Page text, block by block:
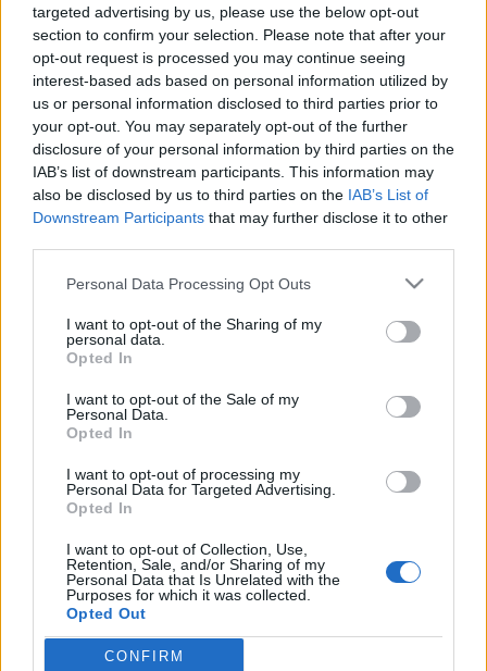
targeted advertising by us, please use the below opt-out
section to confirm your selection. Please note that after your
opt-out request is processed you may continue seeing
interest-based ads based on personal information utilized by
us or personal information disclosed to third parties prior to
your opt-out. You may separately opt-out of the further
disclosure of your personal information by third parties on the
IAB’s list of downstream participants. This information may
also be disclosed by us to third parties on the IAB’s List of
Downstream Participants that may further disclose it to other
Please note that this website/app uses one or more Google
not limited to your visit or usage behaviour. You may click to
grant or deny consent to Google and its third-party tags to
use your data for below specified purposes in below Google
consent section.
Personal Data Processing Opt Outs
I want to opt-out of the Sharing of my
personal data.
Opted In
I want to opt-out of the Sale of my
Personal Data.
Opted In
I want to opt-out of processing my
Personal Data for Targeted Advertising.
Opted In
I want to opt-out of Collection, Use,
Retention, Sale, and/or Sharing of my
Personal Data that Is Unrelated with the
Purposes for which it was collected.
Opted Out
Google consents
CONFIRM
Isten belájkolt
Brendel Mátyás•2019. november 16.
("God friended me"). Mindjárt az elején szólok, hogy
sorozatról, amit el akarok mondani. A cím alapján
mi ateisták nyilván provokálva érezzük magunkat,
Jézus beteges adakozó volt?!
A napokban egy bulváros hír jelent meg a Velveten,
amelyet nem olvasok, de hát az Indexbe bekötik, és a
címre felfigyeltem. Arról szól, hogy Brazíliában egy
férfi betegesen adakozóvá vált az agyvérzése miatt.
A bulváros hír az MTI-től jön, ettől persze még
lehetne ferdített…